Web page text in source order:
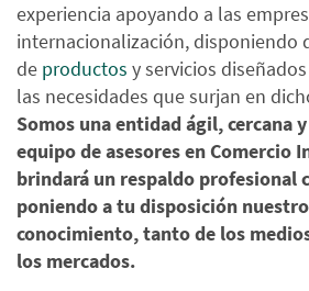
experiencia apoyando a las
internacionalización, disponiendo
de productos y servicios
las necesidades que surjan en
Somos una entidad ágil, cercana
equipo de asesores en Comercio
brindará un respaldo profesional
poniendo a tu disposición
conocimiento, tanto de los
los mercados.